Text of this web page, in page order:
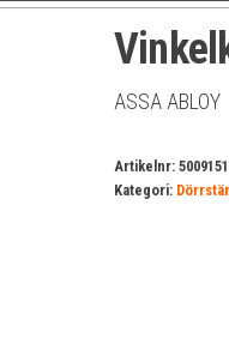
ASSA ABLOY
Artikelnr:
Kategori: